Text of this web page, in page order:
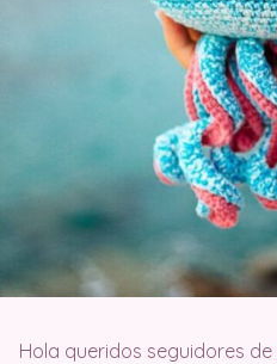
Hola queridos seguidores de